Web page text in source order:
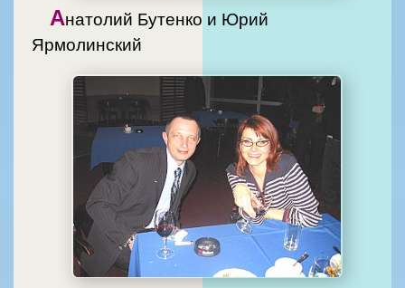
Анатолий Бутенко и Юрий
Ярмолинский